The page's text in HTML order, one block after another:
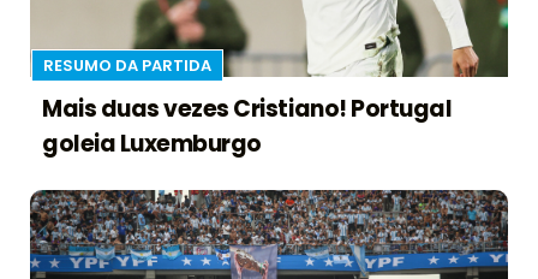
RESUMO DA PARTIDA
Mais duas vezes Cristiano! Portugal
goleia Luxemburgo